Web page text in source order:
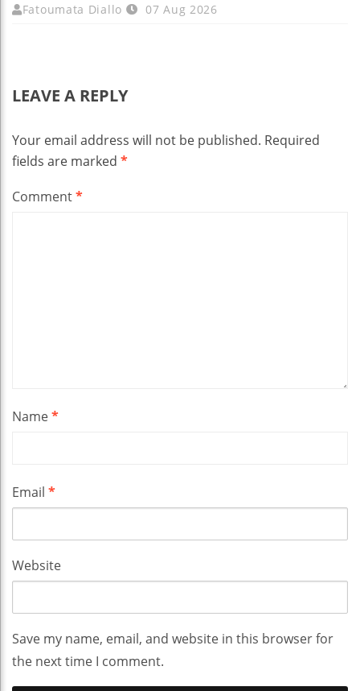
Fatoumata Diallo 07 Aug 2026
LEAVE A REPLY
Your email address will not be published. Required
fields are marked *
Comment*
Name*
Email *
Website
Save my name, email, and website in this browser for
the next time I comment.